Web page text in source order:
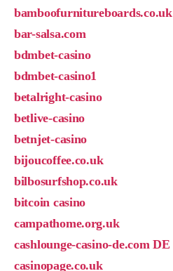
bamboofurnitureboards.co.uk
bar-salsa.com
bdmbet-casino
bdmbet-casino1
betalright-casino
betlive-casino
betnjet-casino
bijoucoffee.co.uk
bilbosurfshop.co.uk
bitcoin casino
campathome.org.uk
cashlounge-casino-de.com DE
casinopage.co.uk